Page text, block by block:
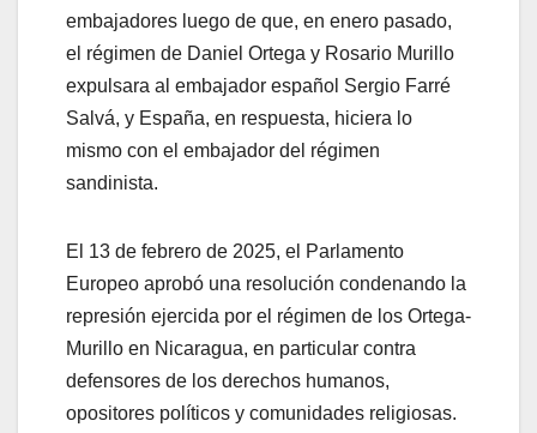
embajadores luego de que, en enero pasado,
el régimen de Daniel Ortega y Rosario Murillo
expulsara al embajador español Sergio Farré
Salvá, y España, en respuesta, hiciera lo
mismo con el embajador del régimen
sandinista.
El 13 de febrero de 2025, el Parlamento
Europeo aprobó una resolución condenando la
represión ejercida por el régimen de los Ortega-
Murillo en Nicaragua, en particular contra
defensores de los derechos humanos,
opositores políticos y comunidades religiosas.